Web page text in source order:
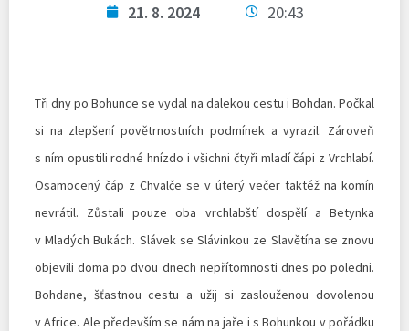
21. 8. 2024 20:43
Tři dny po Bohunce se vydal na dalekou cestu i Bohdan. Počkal
si na zlepšení povětrnostních podmínek a vyrazil. Zároveň
s ním opustili rodné hnízdo i všichni čtyři mladí čápi z Vrchlabí.
Osamocený čáp z Chvalče se v úterý večer taktéž na komín
nevrátil. Zůstali pouze oba vrchlabští dospělí a Betynka
v Mladých Bukách. Slávek se Slávinkou ze Slavětína se znovu
objevili doma po dvou dnech nepřítomnosti dnes po poledni.
Bohdane, šťastnou cestu a užij si zaslouženou dovolenou
v Africe. Ale především se nám na jaře i s Bohunkou v pořádku